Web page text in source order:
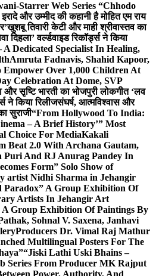
Starrer Web Series “Chhodo
और उम्मीद की कहानी है मोहित एम राय
खुशबू तिवारी केटी और माही श्रीवास्तव का
दिहला’ वर्ल्डवाइड रिकॉर्ड्स ने किया
Dedicated Specialist In Healing,
Amruta Fadnavis, Shahid Kapoor,
Empower Over 1,000 Children At
Celebration At Dome, SVP
और सृष्टि भारती का भोजपुरी लोकगीत ‘लव
ने किया रिलीजसंघर्ष, आत्मविश्वास और
सुराजी“From Hollywood To India:
– A Brief History’” Most
Choice For MediaKakali
Beat 2.0 With Archana Gautam,
Puri And RJ Anurag Pandey In
Form” Solo Show of
artist Nidhi Sharma in Jehangir
Paradox” A Group Exhibition Of
Artists In Jehangir Art
Group Exhibition Of Paintings By
Sohnal V. Saxena, Janhavi
Producers Dr. Vimal Raj Mathur
Multilingual Posters For The
“Jiski Lathi Uski Bhains –
Series From Producer MK Rajput